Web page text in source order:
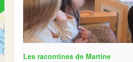
Les racontines de Martine